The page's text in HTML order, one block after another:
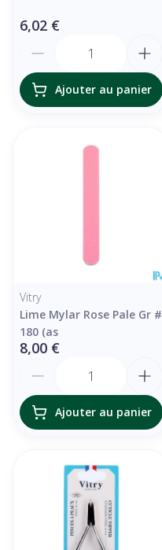
6,02 €
Ajouter au panier
Vitry
Lime Mylar Rose Pale Gr #
180 (as
8,00 €
Ajouter au panier